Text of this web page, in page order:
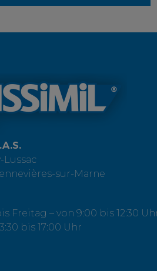
Lussac
sur-Marne
Freitag – von 9:00 bis 12:30
bis 17:00 Uhr